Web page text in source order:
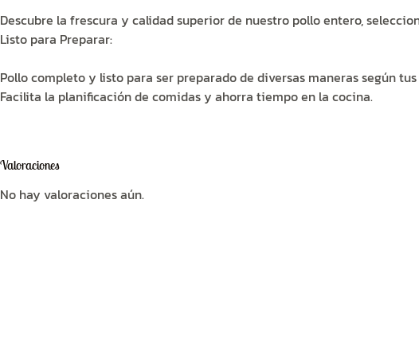
Descubre la frescura y calidad superior de nuestro pollo entero,
Listo para Preparar:
Pollo completo y listo para ser preparado de diversas maneras según
Facilita la planificación de comidas y ahorra tiempo en la cocina.
Valoraciones
No hay valoraciones aún.